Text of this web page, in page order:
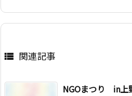
 関連記事
NGOまつり in上